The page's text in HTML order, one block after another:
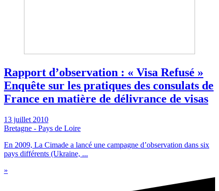
Rapport d’observation : « Visa Refusé »
Enquête sur les pratiques des consulats de
France en matière de délivrance de visas
13 juillet 2010
Bretagne - Pays de Loire
En 2009, La Cimade a lancé une campagne d’observation dans six
pays différents (Ukraine, ...
»